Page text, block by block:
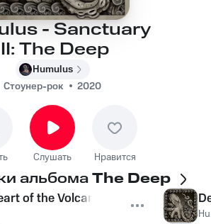
- Sanctuary
The Deep
Humulus
Стоунер-рок
2020
Слушать Нравится
альбомаThe Deep
of the Volcano Sun